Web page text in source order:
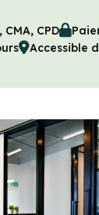
CPD
Accessible